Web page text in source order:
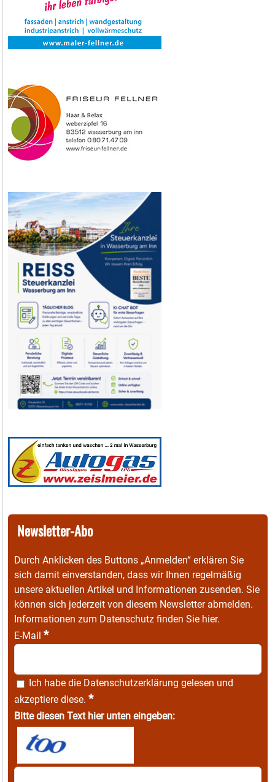
Newsletter-Abo
Durch Anklicken des Buttons „Anmelden“ erklären Sie
sich damit einverstanden, dass wir Ihnen regelmäßig
unsere aktuellen Artikel und Informationen zusenden. Sie
können sich jederzeit von diesem Newsletter abmelden.
Informationen zum Datenschutz finden Sie hier.
E-Mail *
Ich habe die Datenschutzerklärung gelesen und
akzeptiere diese. *
Bitte diesen Text hier unten eingeben: